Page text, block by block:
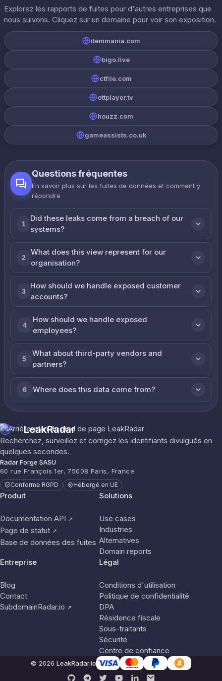
Explorez les rapports de fuites pour d'autres entreprises que
nous suivons. Cliquez sur un domaine pour voir son exposition.
itemmania.com
bigo.live
ctfile.com
ottplayer.tv
houzz.com
gameassists.co.uk
Questions fréquentes
En savoir plus sur les fuites de données et comment y
répondre
1
Did these leaks come from a breach of our
systems?
2
What does this view represent for our
organisation?
3
How should we handle exposed customer
accounts?
4
How should we handle exposed
employees?
5
What about third-party vendors and
partners?
6 Where does this data come from?
LeakRadar
Recherchez, surveillez et corrigez les identifiants divulgués en
quelques secondes.
Radar Forge SASU
60 rue François 1er, 75008 Paris, France
Conforme RGPD Hébergé en UE
Produit
Documentation API ↗
Page de statut ↗
Base de données des fuites
Solutions
Use cases
Industries
Alternatives
Domain reports
Entreprise
Blog
Contact
SubdomainRadar.io ↗
Légal
Conditions d'utilisation
Politique de confidentialité
DPA
Résidence fiscale
Sous-traitants
Sécurité
Centre de confiance
© 2026 LeakRadar.io